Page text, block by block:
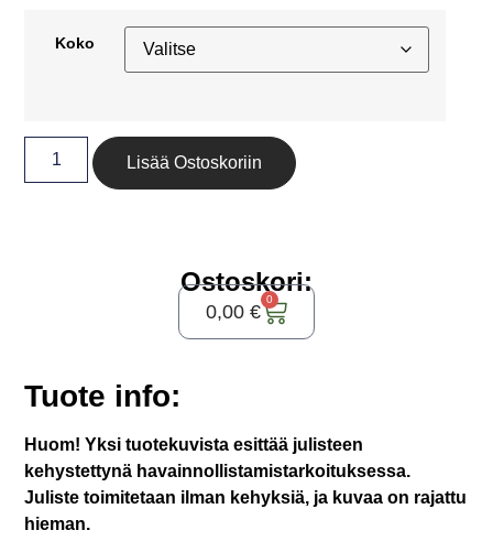
Koko
Lisää Ostoskoriin
Ostoskori:
0,00 €
0
Tuote info:
Huom! Yksi tuotekuvista esittää julisteen
kehystettynä havainnollistamistarkoituksessa.
Juliste toimitetaan ilman kehyksiä, ja kuvaa on rajattu
hieman.